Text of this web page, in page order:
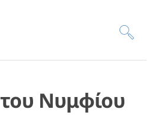
Νυμφίου